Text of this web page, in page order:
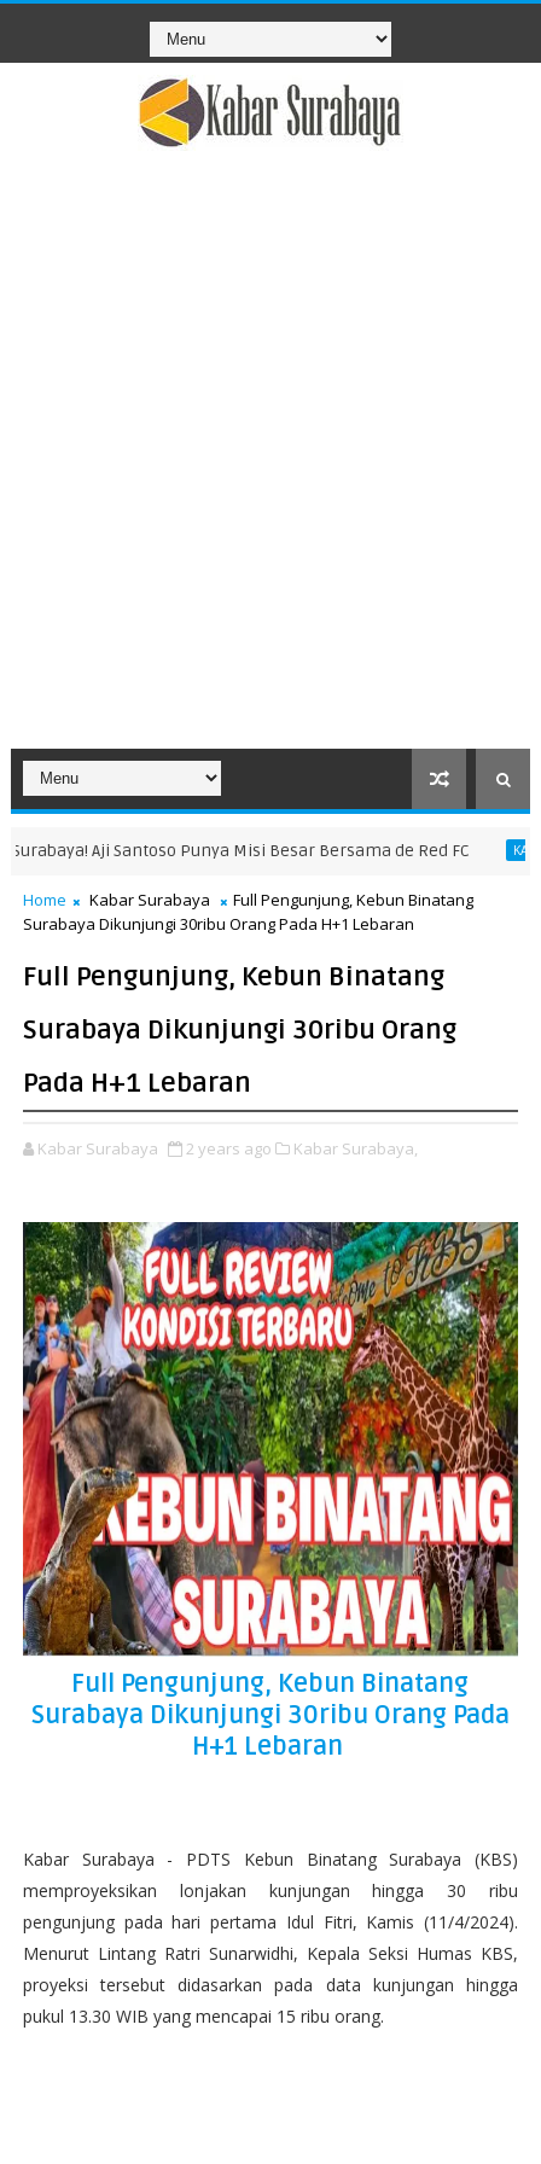
Misi Besar Bersama de Red FC KABAR SURABAYA KABAR
Home Kabar Surabaya
Full Pengunjung, Kebun Binatang
Surabaya Dikunjungi 30ribu Orang Pada H+1 Lebaran
Full Pengunjung, Kebun Binatang
Surabaya Dikunjungi 30ribu Orang
Pada H+1 Lebaran
Kabar Surabaya 2 years ago Kabar Surabaya,
Full Pengunjung, Kebun Binatang
Surabaya Dikunjungi 30ribu Orang Pada
H+1 Lebaran
Kabar Surabaya - PDTS Kebun Binatang Surabaya (KBS)
memproyeksikan lonjakan kunjungan hingga 30 ribu
pengunjung pada hari pertama Idul Fitri, Kamis (11/4/2024).
Menurut Lintang Ratri Sunarwidhi, Kepala Seksi Humas KBS,
proyeksi tersebut didasarkan pada data kunjungan hingga
pukul 13.30 WIB yang mencapai 15 ribu orang.